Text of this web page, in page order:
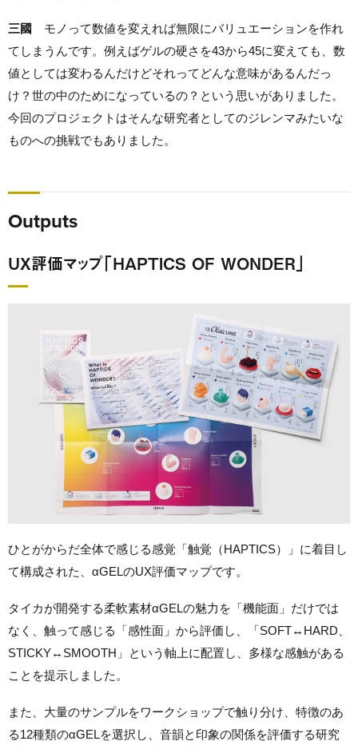
三國 モノって数値を変えれば無限にバリュエーションを作れ
てしまうんです。例えばゲルの硬さを43から45に変えても、数
値としては変わるんだけどそれってどんな意味があるんだっ
け？世の中のためになっているの？という思いがありました。
今回のプロジェクトはそんな研究者としてのジレンマみたいな
ものへの挑戦でもありました。
Outputs
UX評価マップ「HAPTICS OF WONDER」
ひとがからだ全体で感じる感覚「触覚（HAPTICS）」に着目し
て構成された、αGELのUX評価マップです。
タイカが開発する柔軟素材αGELの魅力を「機能面」だけでは
なく、触って感じる「感性面」から評価し、「SOFT↔HARD、
STICKY↔SMOOTH」という軸上に配置し、多様な感触がある
ことを提示しました。
また、大量のサンプルをワークショップで触り分け、特徴のあ
る12種類のαGELを選択し、音韻と印象の関係を評価する研究